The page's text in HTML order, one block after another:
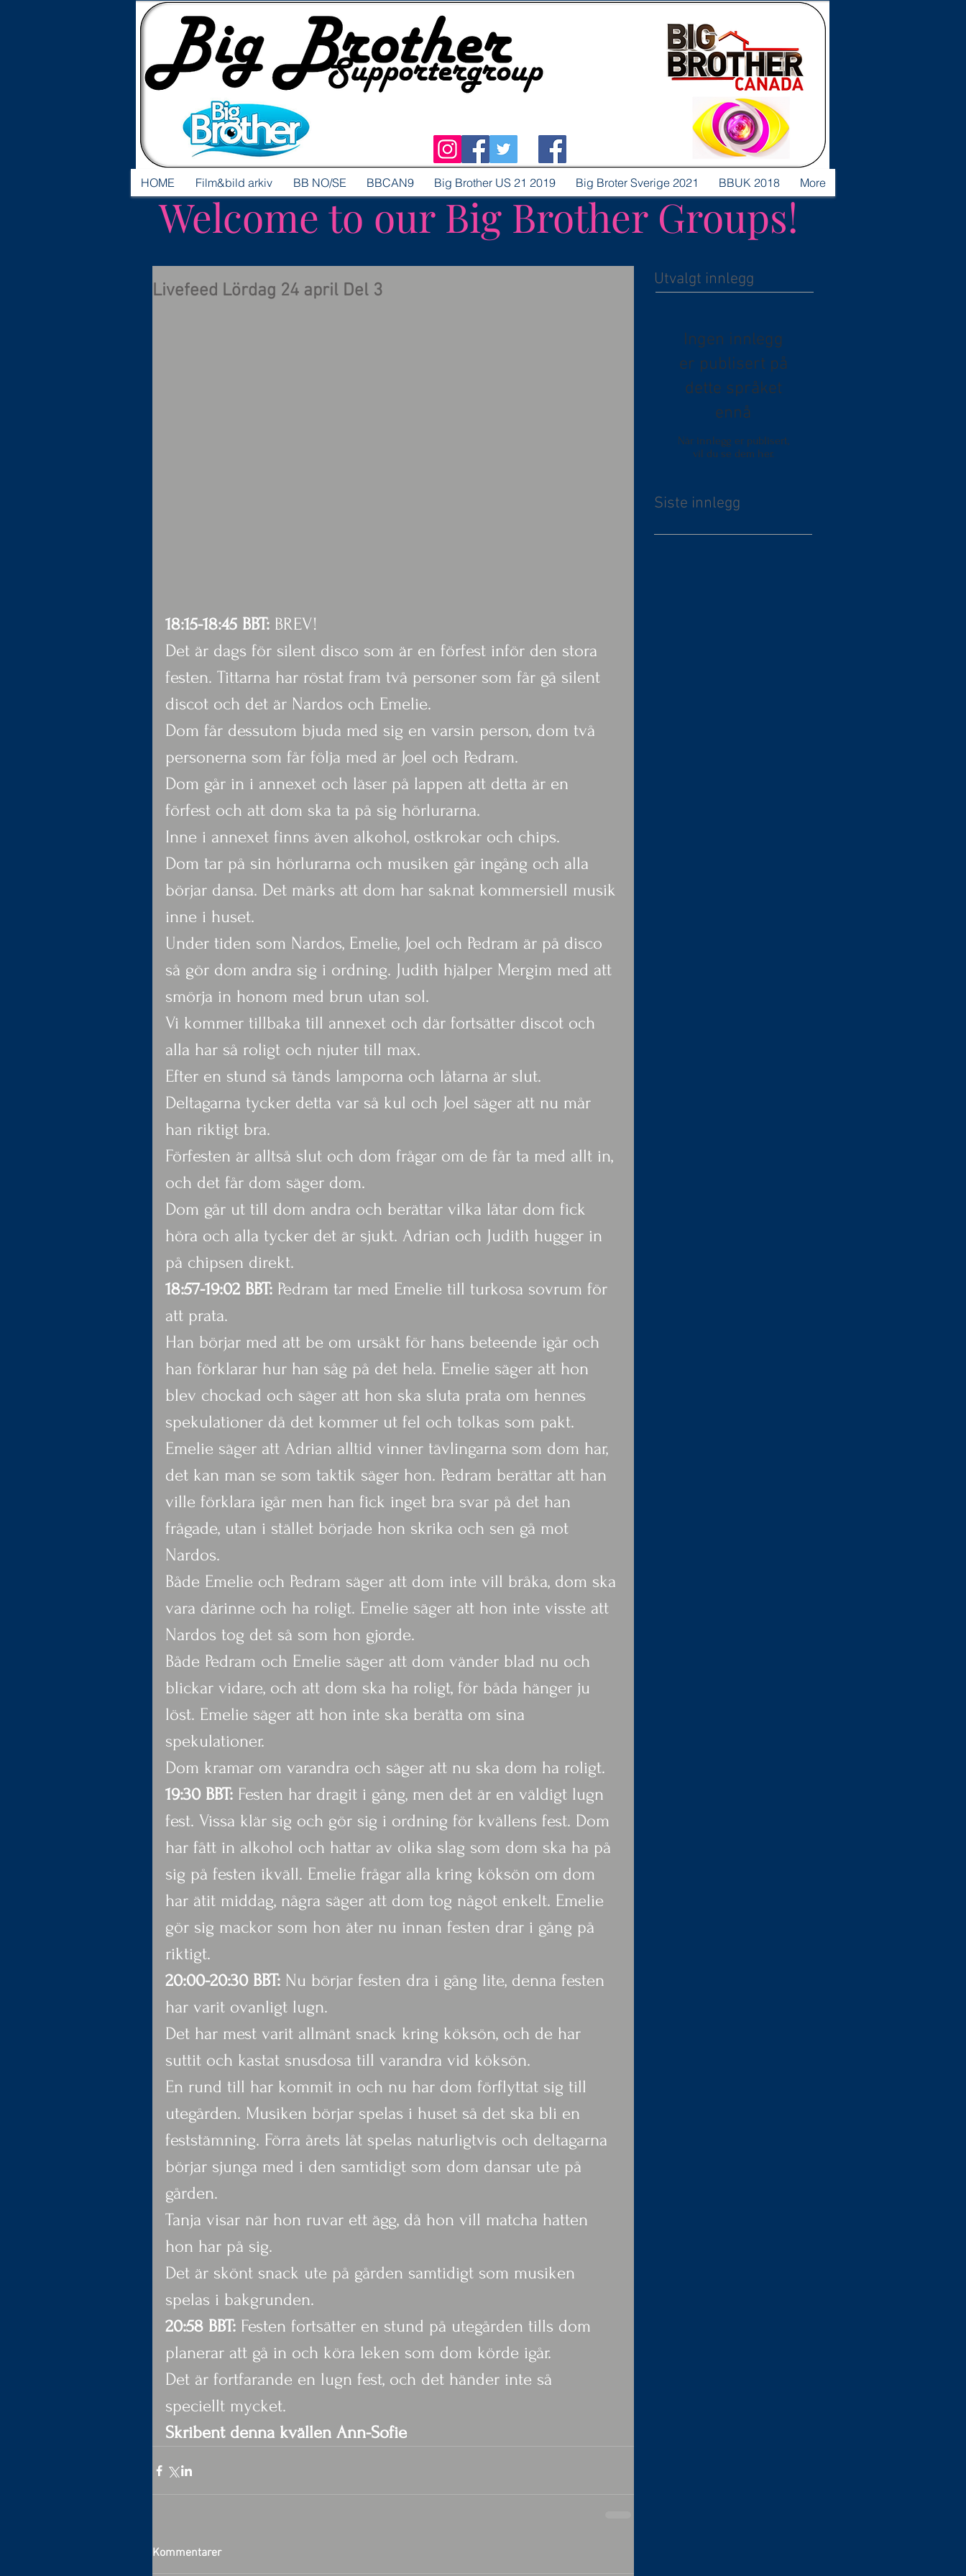
Welcome to our Big Brother Groups!
HOME Film&bild arkiv BB NO/SE BBCAN9 Big Brother US 21 2019 Big Broter Sverige 2021 BBUK 2018 More
Livefeed Lördag 24 april Del 3
18:15-18:45 BBT: BREV!
Det är dags för silent disco som är en förfest inför den stora
festen. Tittarna har röstat fram två personer som får gå silent
discot och det är Nardos och Emelie.
Dom får dessutom bjuda med sig en varsin person, dom två
personerna som får följa med är Joel och Pedram.
Dom går in i annexet och läser på lappen att detta är en
förfest och att dom ska ta på sig hörlurarna.
Inne i annexet finns även alkohol, ostkrokar och chips.
Dom tar på sin hörlurarna och musiken går ingång och alla
börjar dansa. Det märks att dom har saknat kommersiell musik
inne i huset.
Under tiden som Nardos, Emelie, Joel och Pedram är på disco
så gör dom andra sig i ordning. Judith hjälper Mergim med att
smörja in honom med brun utan sol.
Vi kommer tillbaka till annexet och där fortsätter discot och
alla har så roligt och njuter till max.
Efter en stund så tänds lamporna och låtarna är slut.
Deltagarna tycker detta var så kul och Joel säger att nu mår
han riktigt bra.
Förfesten är alltså slut och dom frågar om de får ta med allt in,
och det får dom säger dom.
Dom går ut till dom andra och berättar vilka låtar dom fick
höra och alla tycker det är sjukt. Adrian och Judith hugger in
på chipsen direkt.
18:57-19:02 BBT: Pedram tar med Emelie till turkosa sovrum för
att prata.
Han börjar med att be om ursäkt för hans beteende igår och
han förklarar hur han såg på det hela. Emelie säger att hon
blev chockad och säger att hon ska sluta prata om hennes
spekulationer då det kommer ut fel och tolkas som pakt.
Emelie säger att Adrian alltid vinner tävlingarna som dom har,
det kan man se som taktik säger hon. Pedram berättar att han
ville förklara igår men han fick inget bra svar på det han
frågade, utan i stället började hon skrika och sen gå mot
Nardos.
Både Emelie och Pedram säger att dom inte vill bråka, dom ska
vara därinne och ha roligt. Emelie säger att hon inte visste att
Nardos tog det så som hon gjorde.
Både Pedram och Emelie säger att dom vänder blad nu och
blickar vidare, och att dom ska ha roligt, för båda hänger ju
löst. Emelie säger att hon inte ska berätta om sina
spekulationer.
Dom kramar om varandra och säger att nu ska dom ha roligt.
19:30 BBT: Festen har dragit i gång, men det är en väldigt lugn
fest. Vissa klär sig och gör sig i ordning för kvällens fest. Dom
har fått in alkohol och hattar av olika slag som dom ska ha på
sig på festen ikväll. Emelie frågar alla kring köksön om dom
har ätit middag, några säger att dom tog något enkelt. Emelie
gör sig mackor som hon äter nu innan festen drar i gång på
riktigt.
20:00-20:30 BBT: Nu börjar festen dra i gång lite, denna festen
har varit ovanligt lugn.
Det har mest varit allmänt snack kring köksön, och de har
suttit och kastat snusdosa till varandra vid köksön.
En rund till har kommit in och nu har dom förflyttat sig till
utegården. Musiken börjar spelas i huset så det ska bli en
feststämning. Förra årets låt spelas naturligtvis och deltagarna
börjar sjunga med i den samtidigt som dom dansar ute på
gården.
Tanja visar när hon ruvar ett ägg, då hon vill matcha hatten
hon har på sig.
Det är skönt snack ute på gården samtidigt som musiken
spelas i bakgrunden.
20:58 BBT: Festen fortsätter en stund på utegården tills dom
planerar att gå in och köra leken som dom körde igår.
Det är fortfarande en lugn fest, och det händer inte så
speciellt mycket.
Skribent denna kvällen Ann-Sofie
Kommentarer
Utvalgt innlegg
Ingen innlegg
er publisert på
dette språket
ennå
Når innlegg er publisert,
vil du se dem her.
Siste innlegg